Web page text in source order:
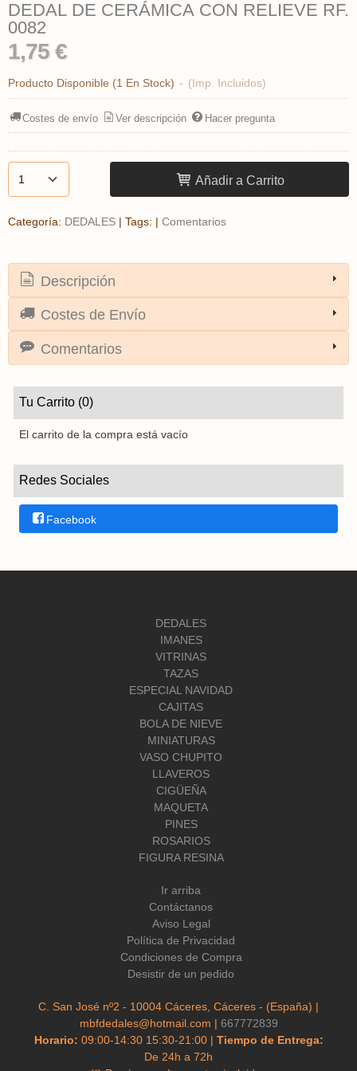
Tu Carrito (0)
El carrito de la compra está vacío
Redes Sociales
Facebook
DEDAL DE CERÁMICA CON RELIEVE RF.
0082
1,75 €
Producto Disponible (1 En Stock) - (Imp. Incluidos)
Costes de envío Ver descripción Hacer pregunta
Añadir a Carrito
Categoría: DEDALES | Tags: | Comentarios
Descripción
Costes de Envío
Comentarios
DEDALES
IMANES
VITRINAS
TAZAS
ESPECIAL NAVIDAD
CAJITAS
BOLA DE NIEVE
MINIATURAS
VASO CHUPITO
LLAVEROS
CIGÜEÑA
MAQUETA
PINES
ROSARIOS
FIGURA RESINA
Ir arriba
Contáctanos
Aviso Legal
Política de Privacidad
Condiciones de Compra
Desistir de un pedido
C. San José nº2 - 10004 Cáceres, Cáceres - (España) |
mbfdedales@hotmail.com | 667772839
Horario: 09:00-14:30 15:30-21:00 | Tiempo de Entrega:
De 24h a 72h